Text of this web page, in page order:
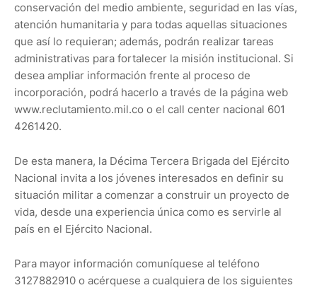
conservación del medio ambiente, seguridad en las vías,
atención humanitaria y para todas aquellas situaciones
que así lo requieran; además, podrán realizar tareas
administrativas para fortalecer la misión institucional. Si
desea ampliar información frente al proceso de
incorporación, podrá hacerlo a través de la página web
www.reclutamiento.mil.co o el call center nacional 601
4261420.
De esta manera, la Décima Tercera Brigada del Ejército
Nacional invita a los jóvenes interesados en definir su
situación militar a comenzar a construir un proyecto de
vida, desde una experiencia única como es servirle al
país en el Ejército Nacional.
Para mayor información comuníquese al teléfono
3127882910 o acérquese a cualquiera de los siguientes